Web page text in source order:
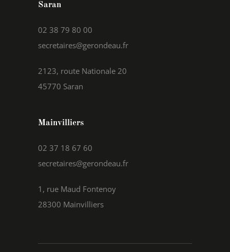
Saran
02 38 79 80 00
secretaires@gerondeau.fr
2123, route Nationale 20
45770 Saran
Mainvilliers
02 37 18 67 60
secretaires@gerondeau.fr
1, rue Maud Fontenoy
28300 Mainvilliers